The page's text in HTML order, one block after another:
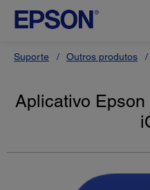
Suporte Outros produtos
Aplicativo